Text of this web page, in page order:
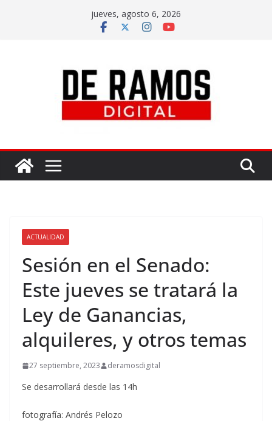
jueves, agosto 6, 2026
ACTUALIDAD
Sesión en el Senado:
Este jueves se tratará la
Ley de Ganancias,
alquileres, y otros temas
27 septiembre, 2023 deramosdigital
Se desarrollará desde las 14h
fotografía: Andrés Pelozo